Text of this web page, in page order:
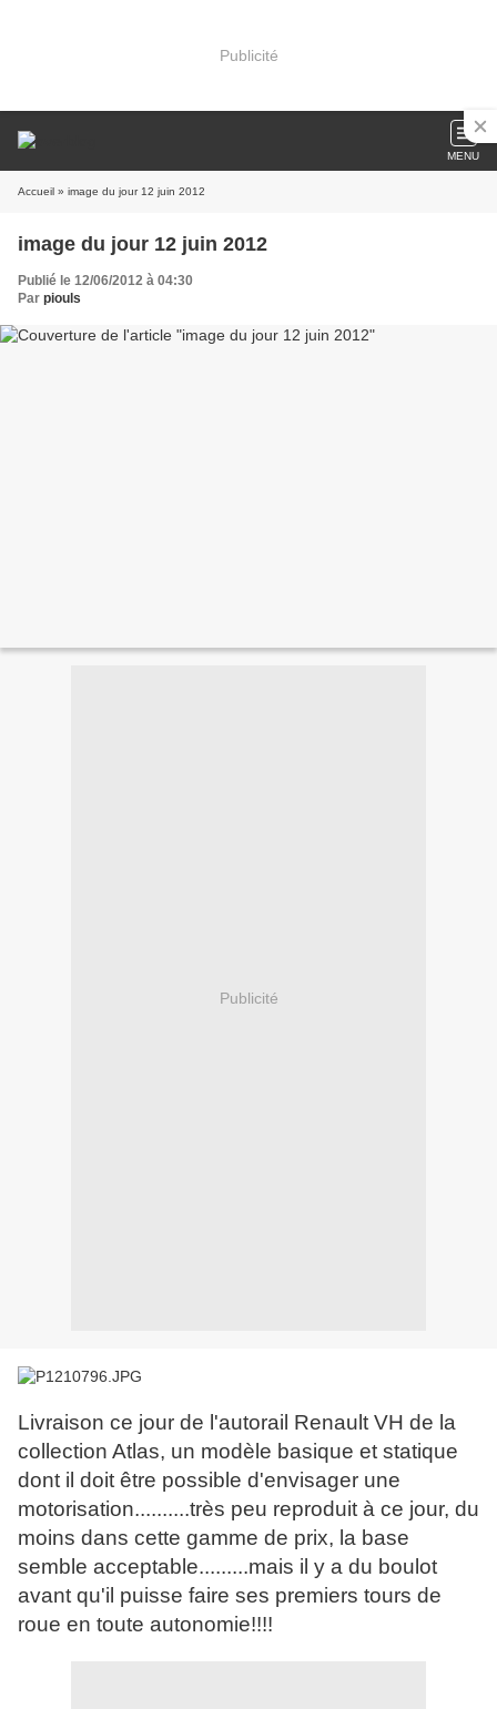
Publicité
MENU
Accueil » image du jour 12 juin 2012
image du jour 12 juin 2012
Publié le 12/06/2012 à 04:30
Par piouls
Publicité
Livraison ce jour de l'autorail Renault VH de la
collection Atlas, un modèle basique et statique
dont il doit être possible d'envisager une
motorisation..........très peu reproduit à ce jour, du
moins dans cette gamme de prix, la base
semble acceptable.........mais il y a du boulot
avant qu'il puisse faire ses premiers tours de
roue en toute autonomie!!!!